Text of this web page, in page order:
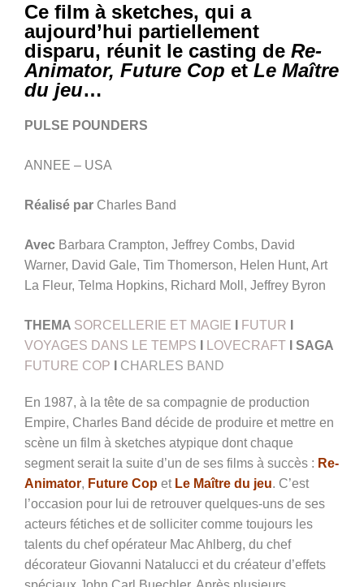
Ce film à sketches, qui a
aujourd’hui partiellement
disparu, réunit le casting de Re-
Animator, Future Cop et Le Maître
du jeu…
PULSE POUNDERS
ANNEE – USA
Réalisé par Charles Band
Avec Barbara Crampton, Jeffrey Combs, David
Warner, David Gale, Tim Thomerson, Helen Hunt, Art
La Fleur, Telma Hopkins, Richard Moll, Jeffrey Byron
THEMA SORCELLERIE ET MAGIE FUTUR
VOYAGES DANS LE TEMPS
LOVECRAFT
I SAGA
FUTURE COP
CHARLES BAND
En 1987, à la tête de sa compagnie de production
Empire, Charles Band décide de produire et mettre en
scène un film à sketches atypique dont chaque
segment serait la suite d’un de ses films à succès : Re-
Animator, Future Cop et Le Maître du jeu. C’est
l’occasion pour lui de retrouver quelques-uns de ses
acteurs fétiches et de solliciter comme toujours les
talents du chef opérateur Mac Ahlberg, du chef
décorateur Giovanni Natalucci et du créateur d’effets